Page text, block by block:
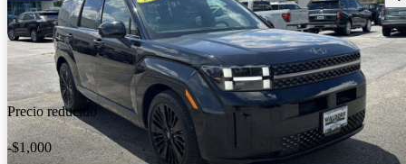
Precio reducido
-$1,000